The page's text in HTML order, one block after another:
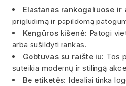
Elastanas rankogaliuose ir
prigludimą ir papildomą
Kengūros kišenė: Patogi
arba sušildyti rankas.
Gobtuvas su raišteliu: Tos
suteikia modernų ir stilingą
Be etiketės: Idealiai tinka